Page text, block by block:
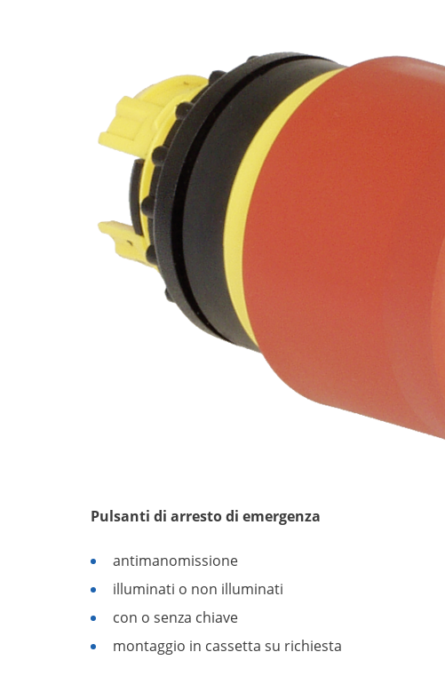
Pulsanti di arresto di emergenza
antimanomissione
illuminati o non illuminati
con o senza chiave
montaggio in cassetta su richiesta